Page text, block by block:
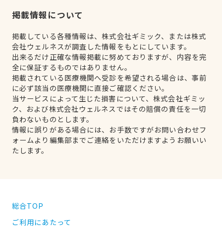
掲載情報について
掲載している各種情報は、株式会社ギミック、または株式
会社ウェルネスが調査した情報をもとにしています。
出来るだけ正確な情報掲載に努めておりますが、内容を完
全に保証するものではありません。
掲載されている医療機関へ受診を希望される場合は、事前
に必ず該当の医療機関に直接ご確認ください。
当サービスによって生じた損害について、株式会社ギミッ
ク、および株式会社ウェルネスではその賠償の責任を一切
負わないものとします。
情報に誤りがある場合には、お手数ですがお問い合わせフ
ォームより編集部までご連絡をいただけますようお願いい
たします。
総合TOP
ご利用にあたって